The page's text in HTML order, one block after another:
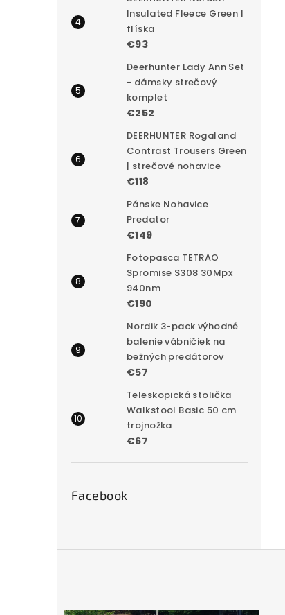
Insulated Fleece Green |
flíska
€93
Deerhunter Lady Ann Set
- dámsky strečový
komplet
€252
DEERHUNTER Rogaland
Contrast Trousers Green
| strečové nohavice
€118
Pánske Nohavice
Predator
€149
Fotopasca TETRAO
Spromise S308 30Mpx
940nm
€190
Nordik 3-pack výhodné
balenie vábničiek na
bežných predátorov
€57
Teleskopická stolička
Walkstool Basic 50 cm
trojnožka
€67
Facebook